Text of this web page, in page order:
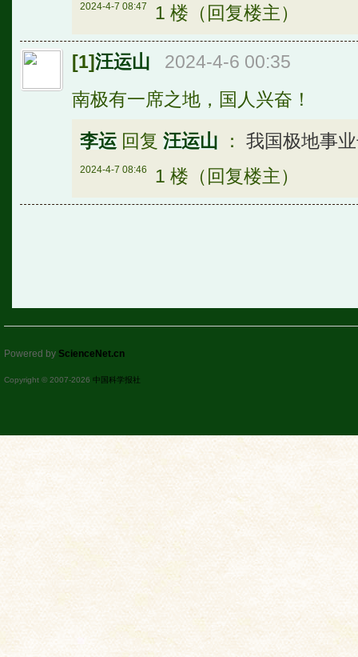
2024-4-7 08:47 1 楼（回复楼主）
[1]汪运山
2024-4-6 00:35
南极有一席之地，国人兴奋！
李运 回复 汪运山 ： 我国极地事
2024-4-7 08:46 1 楼（回复楼主）
Powered by ScienceNet.cn
Copyright © 2007-2026 中国科学报社